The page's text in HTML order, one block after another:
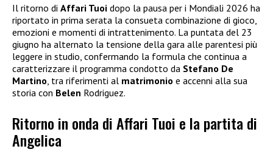
Il ritorno di Affari Tuoi dopo la pausa per i Mondiali 2026 ha
riportato in prima serata la consueta combinazione di gioco,
emozioni e momenti di intrattenimento. La puntata del 23
giugno ha alternato la tensione della gara alle parentesi più
leggere in studio, confermando la formula che continua a
caratterizzare il programma condotto da Stefano De
Martino , tra riferimenti al matrimonio e accenni alla sua
storia con Belen Rodriguez.
Ritorno in onda di Affari Tuoi e la partita di
Angelica